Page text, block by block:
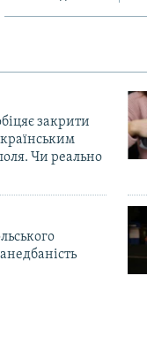
закрити
Чи реально